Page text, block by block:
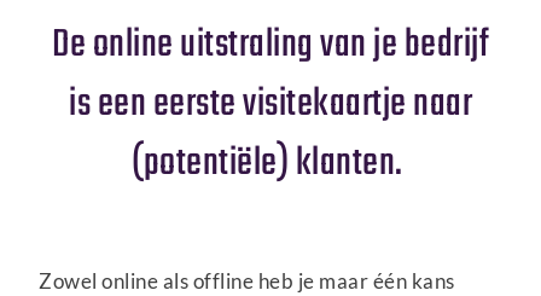
De online uitstraling van je bedrijf
is een eerste visitekaartje naar
(potentiële) klanten.
Zowel online als offline heb je maar één kans